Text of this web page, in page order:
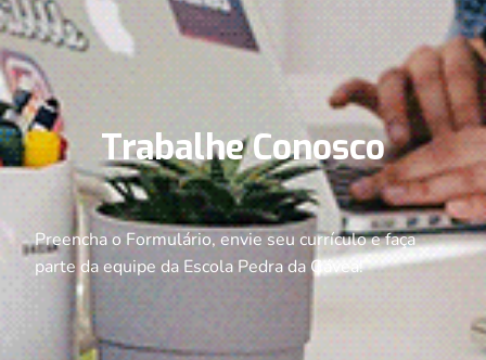
Trabalhe Conosco
Preencha o Formulário, envie seu currículo e faça
parte da equipe da Escola Pedra da Gávea!